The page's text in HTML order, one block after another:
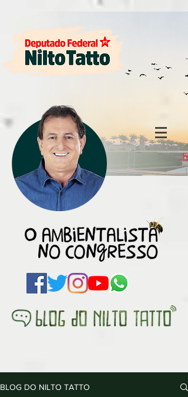
BLOG DO NILTO TATTO